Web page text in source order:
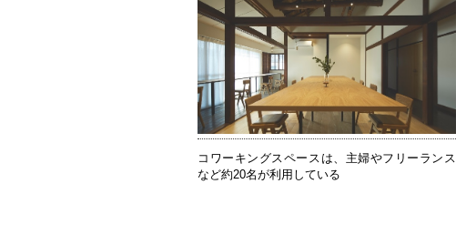
コワーキングスペースは、主婦やフリーランス
など約20名が利用している